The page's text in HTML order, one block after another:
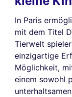
In Paris
mit dem Titel
Tierwelt
einzigartige
Möglichkeit,
einem sowohl